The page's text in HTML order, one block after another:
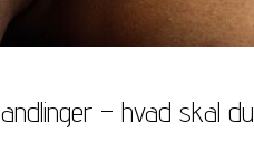
– hvad skal du